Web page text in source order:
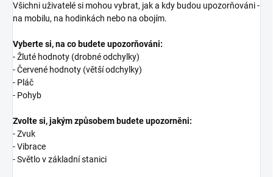
Všichni uživatelé si mohou vybrat, jak a kdy budou upozorňováni -
na mobilu, na hodinkách nebo na obojím.
Vyberte si, na co budete upozorňováni:
- Žluté hodnoty (drobné odchylky)
- Červené hodnoty (větší odchylky)
- Pláč
- Pohyb
Zvolte si, jakým způsobem budete upozorněni:
- Zvuk
- Vibrace
- Světlo v základní stanici